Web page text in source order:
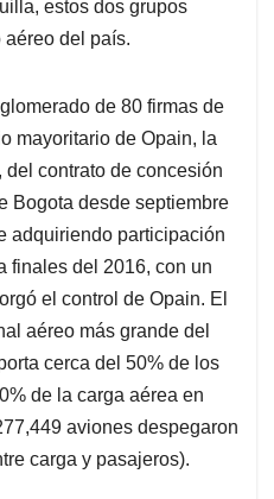
estos dos grupos
del país.
de 80 firmas de
mayoritario de Opain, la
contrato de concesión
Bogota desde septiembre
adquiriendo participación
finales del 2016, con un
el control de Opain. El
aéreo más grande del
cerca del 50% de los
de la carga aérea en
aviones despegaron
carga y pasajeros).